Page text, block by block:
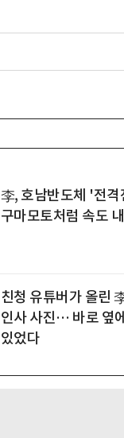
李, 호남반도체 '전
구마모토처럼 속도
친청 유튜버가 올린
인사 사진… 바로 옆
있었다